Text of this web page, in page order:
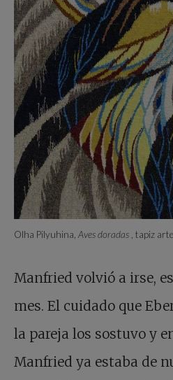
Olha Pilyuhina, Aves doradas , tapiz
Manfried volvió a irse,
mes. El cuidado que
la pareja los sostuvo y
Manfried ya estaba de